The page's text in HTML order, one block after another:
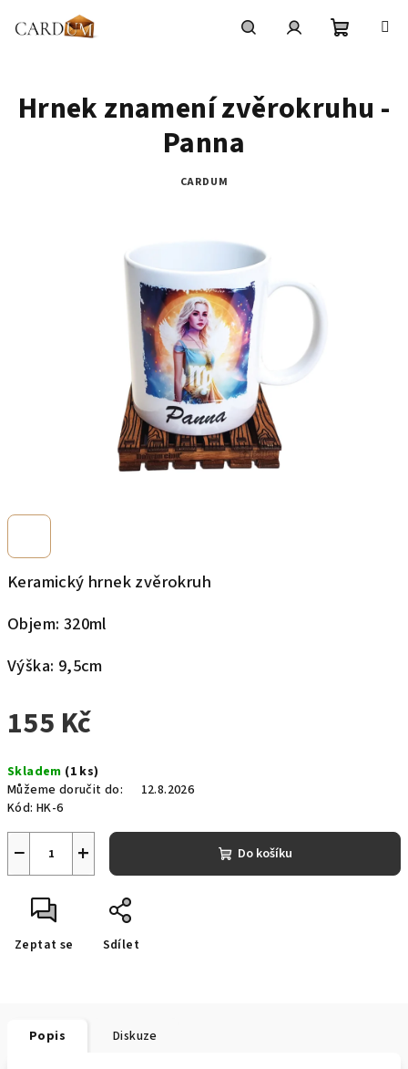
košík
Keramický hrnek zvěrokruh
Objem: 320ml
Výška: 9,5cm
155 Kč
cena:
Skladem (1 ks)
Můžeme doručit do:
12.8.2026
Kód: HK-6
+
− Do košíku
Zeptat se Sdílet
Hrnek znamení zvěrokruhu -
Panna
CARDUM
Popis Diskuze